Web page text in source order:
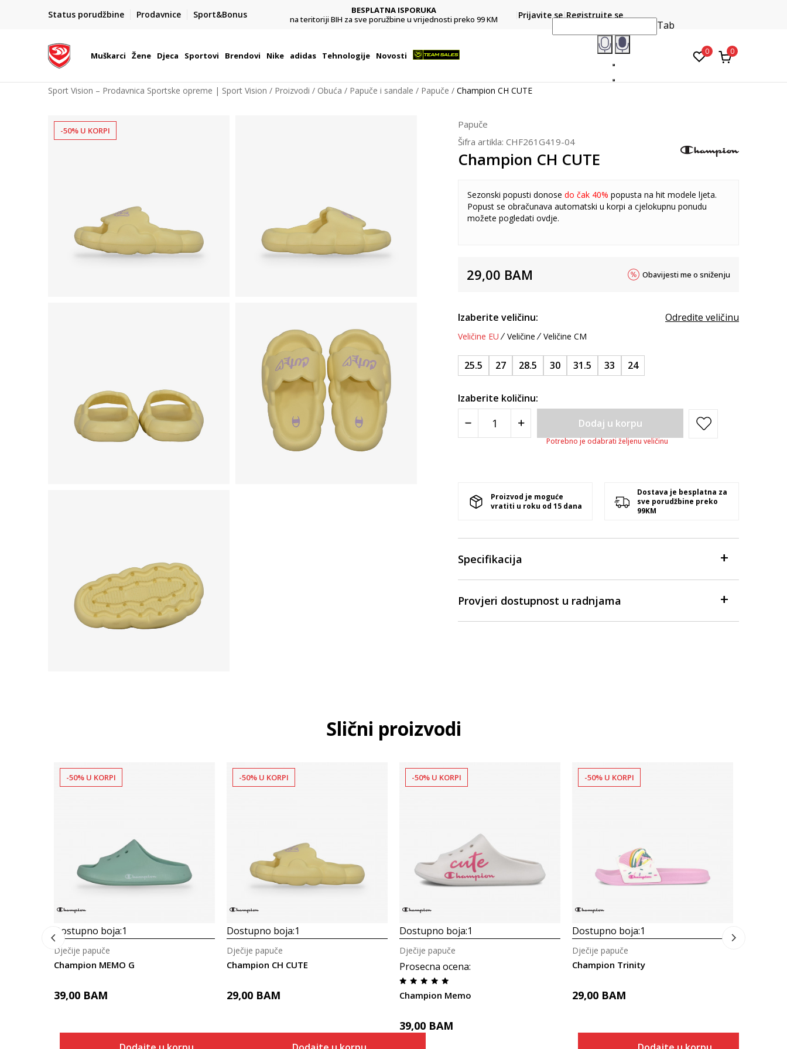
Status porudžbine Prodavnice Sport&Bonus
POZOVITE NAS NA : 055/490-400
Pon-Pet od 9h - 16h
BESPLATNA ISPORUKA
na teritoriji BIH za sve poružbine u vrijednosti preko 99 KM
Platite karticom online i preuzmite u prodavnici po vašem
Prijavite se Registrujte se
Muškarci Žene Djeca Sportovi Brendovi Nike adidas Tehnologije Novosti
Tab
0 0
Sport Vision – Prodavnica Sportske opreme | Sport Vision Proizvodi Obuća Papuče i sandale Papuče Champion CH CUTE
-50% U KORPI
Papuče
Šifra artikla: CHF261G419-04
Champion CH CUTE
Sezonski popusti donose do čak 40% popusta na hit modele ljeta.
Popust se obračunava automatski u korpi a cjelokupnu ponudu
možete pogledati ovdje.
29,00 BAM Obavijesti me o sniženju
Izaberite veličinu: Odredite veličinu
Veličine EU Veličine Veličine CM
25.5 27 28.5 30 31.5 33 24
Izaberite količinu:
Dodaj u korpu
Potrebno je odabrati željenu veličinu
Proizvod je moguće
vratiti u roku od 15 dana
Dostava je besplatna za
sve porudžbine preko
99KM
Specifikacija
Provjeri dostupnost u radnjama
Slični proizvodi
-50% U KORPI
Dostupno boja:1
Champion MEMO G
Dječije papuče
39,00 BAM
-50% U KORPI
Dostupno boja:1
Champion CH CUTE
Dječije papuče
29,00 BAM
-50% U KORPI
Dostupno boja:1
Prosecna ocena:
Champion Memo
Dječije papuče
39,00 BAM
-50% U KORPI
Dostupno boja:1
Champion Trinity
Dječije papuče
29,00 BAM